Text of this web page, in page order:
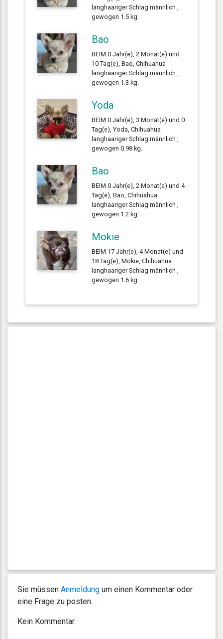
langhaariger Schlag männlich ,
gewogen 1.5 kg.
Bao
BEIM 0 Jahr(e), 2 Monat(e) und
10 Tag(e), Bao, Chihuahua
langhaariger Schlag männlich ,
gewogen 1.3 kg.
Yoda
BEIM 0 Jahr(e), 3 Monat(e) und 0
Tag(e), Yoda, Chihuahua
langhaariger Schlag männlich ,
gewogen 0.98 kg.
Bao
BEIM 0 Jahr(e), 2 Monat(e) und 4
Tag(e), Bao, Chihuahua
langhaariger Schlag männlich ,
gewogen 1.2 kg.
Mokie
BEIM 17 Jahr(e), 4 Monat(e) und
18 Tag(e), Mokie, Chihuahua
langhaariger Schlag männlich ,
gewogen 1.6 kg.
Sie müssen Anmeldung um einen Kommentar oder
eine Frage zu posten.
Kein Kommentar.